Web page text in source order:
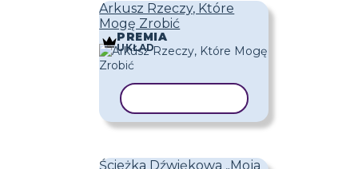
Arkusz Rzeczy, Które
Mogę Zrobić
PREMIA
UKŁAD
Ścieżka Dźwiękowa „Moja